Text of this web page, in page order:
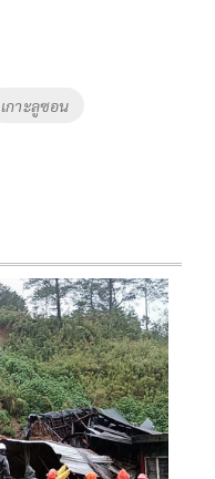
เกาะลูซอน